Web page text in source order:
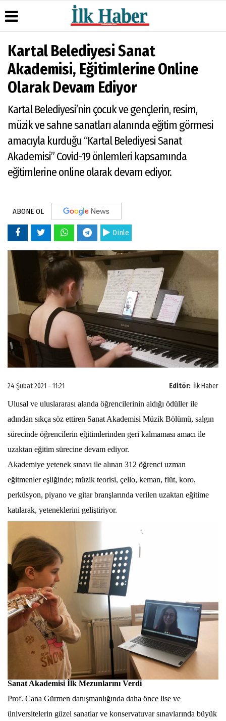
Üye Paneli
Haber
Arşivi
Arşivi
Günün
Haberleri
Hava
Durumu
Gazete
Manşetleri
Anketler
Biyografiler
Köşe
Yazarları
Video
Galeri
Foto
Galeri
Künye
İletişim
Gizlilik
İlkeleri
Kartal Belediyesi Sanat
Akademisi, Eğitimlerine Online
Olarak Devam Ediyor
Kartal Belediyesi’nin çocuk ve gençlerin, resim,
müzik ve sahne sanatları alanında eğitim görmesi
amacıyla kurduğu “Kartal Belediyesi Sanat
Akademisi” Covid-19 önlemleri kapsamında
eğitimlerine online olarak devam ediyor.
ABONE OL
Dinle
Editör: İlk Haber
24 Şubat 2021 - 11:21
Ulusal ve uluslararası alanda öğrencilerinin aldığı ödüller ile
adından sıkça söz ettiren Sanat Akademisi Müzik Bölümü, salgın
sürecinde öğrencilerin eğitimlerinden geri kalmaması amacı ile
uzaktan eğitim sürecine devam ediyor.
Akademiye yetenek sınavı ile alınan 312 öğrenci uzman
eğitmenler eşliğinde; müzik teorisi, çello, keman, flüt, koro,
perküsyon, piyano ve gitar branşlarında verilen uzaktan eğitime
katılarak, yeteneklerini geliştiriyor.
Sanat Akademisi İlk Mezunlarını Verdi
Prof. Cana Gürmen danışmanlığında daha önce lise ve
üniversitelerin güzel sanatlar ve konservatuvar sınavlarında büyük